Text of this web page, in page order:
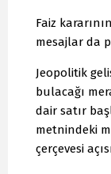
Faiz
mesajlar da
Jeopolitik
bulacağı
dair satır
metnindeki
çerçevesi